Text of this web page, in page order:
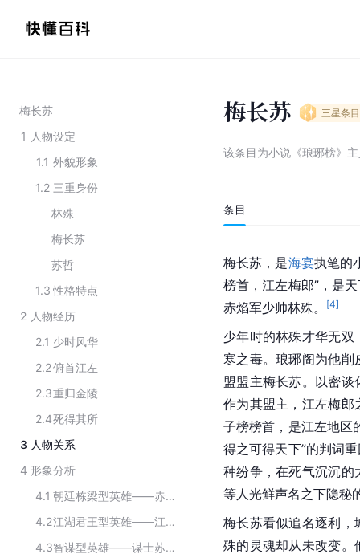
梅长苏
1 人物设定
1.1 外貌形象
1.2 三重身份
林殊
梅长苏
苏哲
1.3 性格特点
2 人物经历
2.1 少时风华
2.2俯首江左
2.3重归金陵
2.4死得其所
3 人物关系
4 形象分析
4.1
朝廷栋梁型英雄——赤焰军少帅林殊
4.2
江湖君王型英雄——江左盟主梅长苏
4.3
智谋型英雄——谋士苏哲
梅长苏 三星条目
该条目为小说《琅琊榜》
条目
梅长苏，是海宴执笔的
榜首，江左梅郎”，是
赤焰军少帅林殊。
[4]
少年时的林殊才华无
寒之毒。琅琊阁为他
盟盟主梅长苏。以密
作为其盟主，江左梅郎
子榜榜首，是江左地区
得之可得天下”的判词
种纷争，在死气沉沉
等人光鲜声名之下隐秘
梅长苏看似追名逐利，
殊的灵魂却从未改变。